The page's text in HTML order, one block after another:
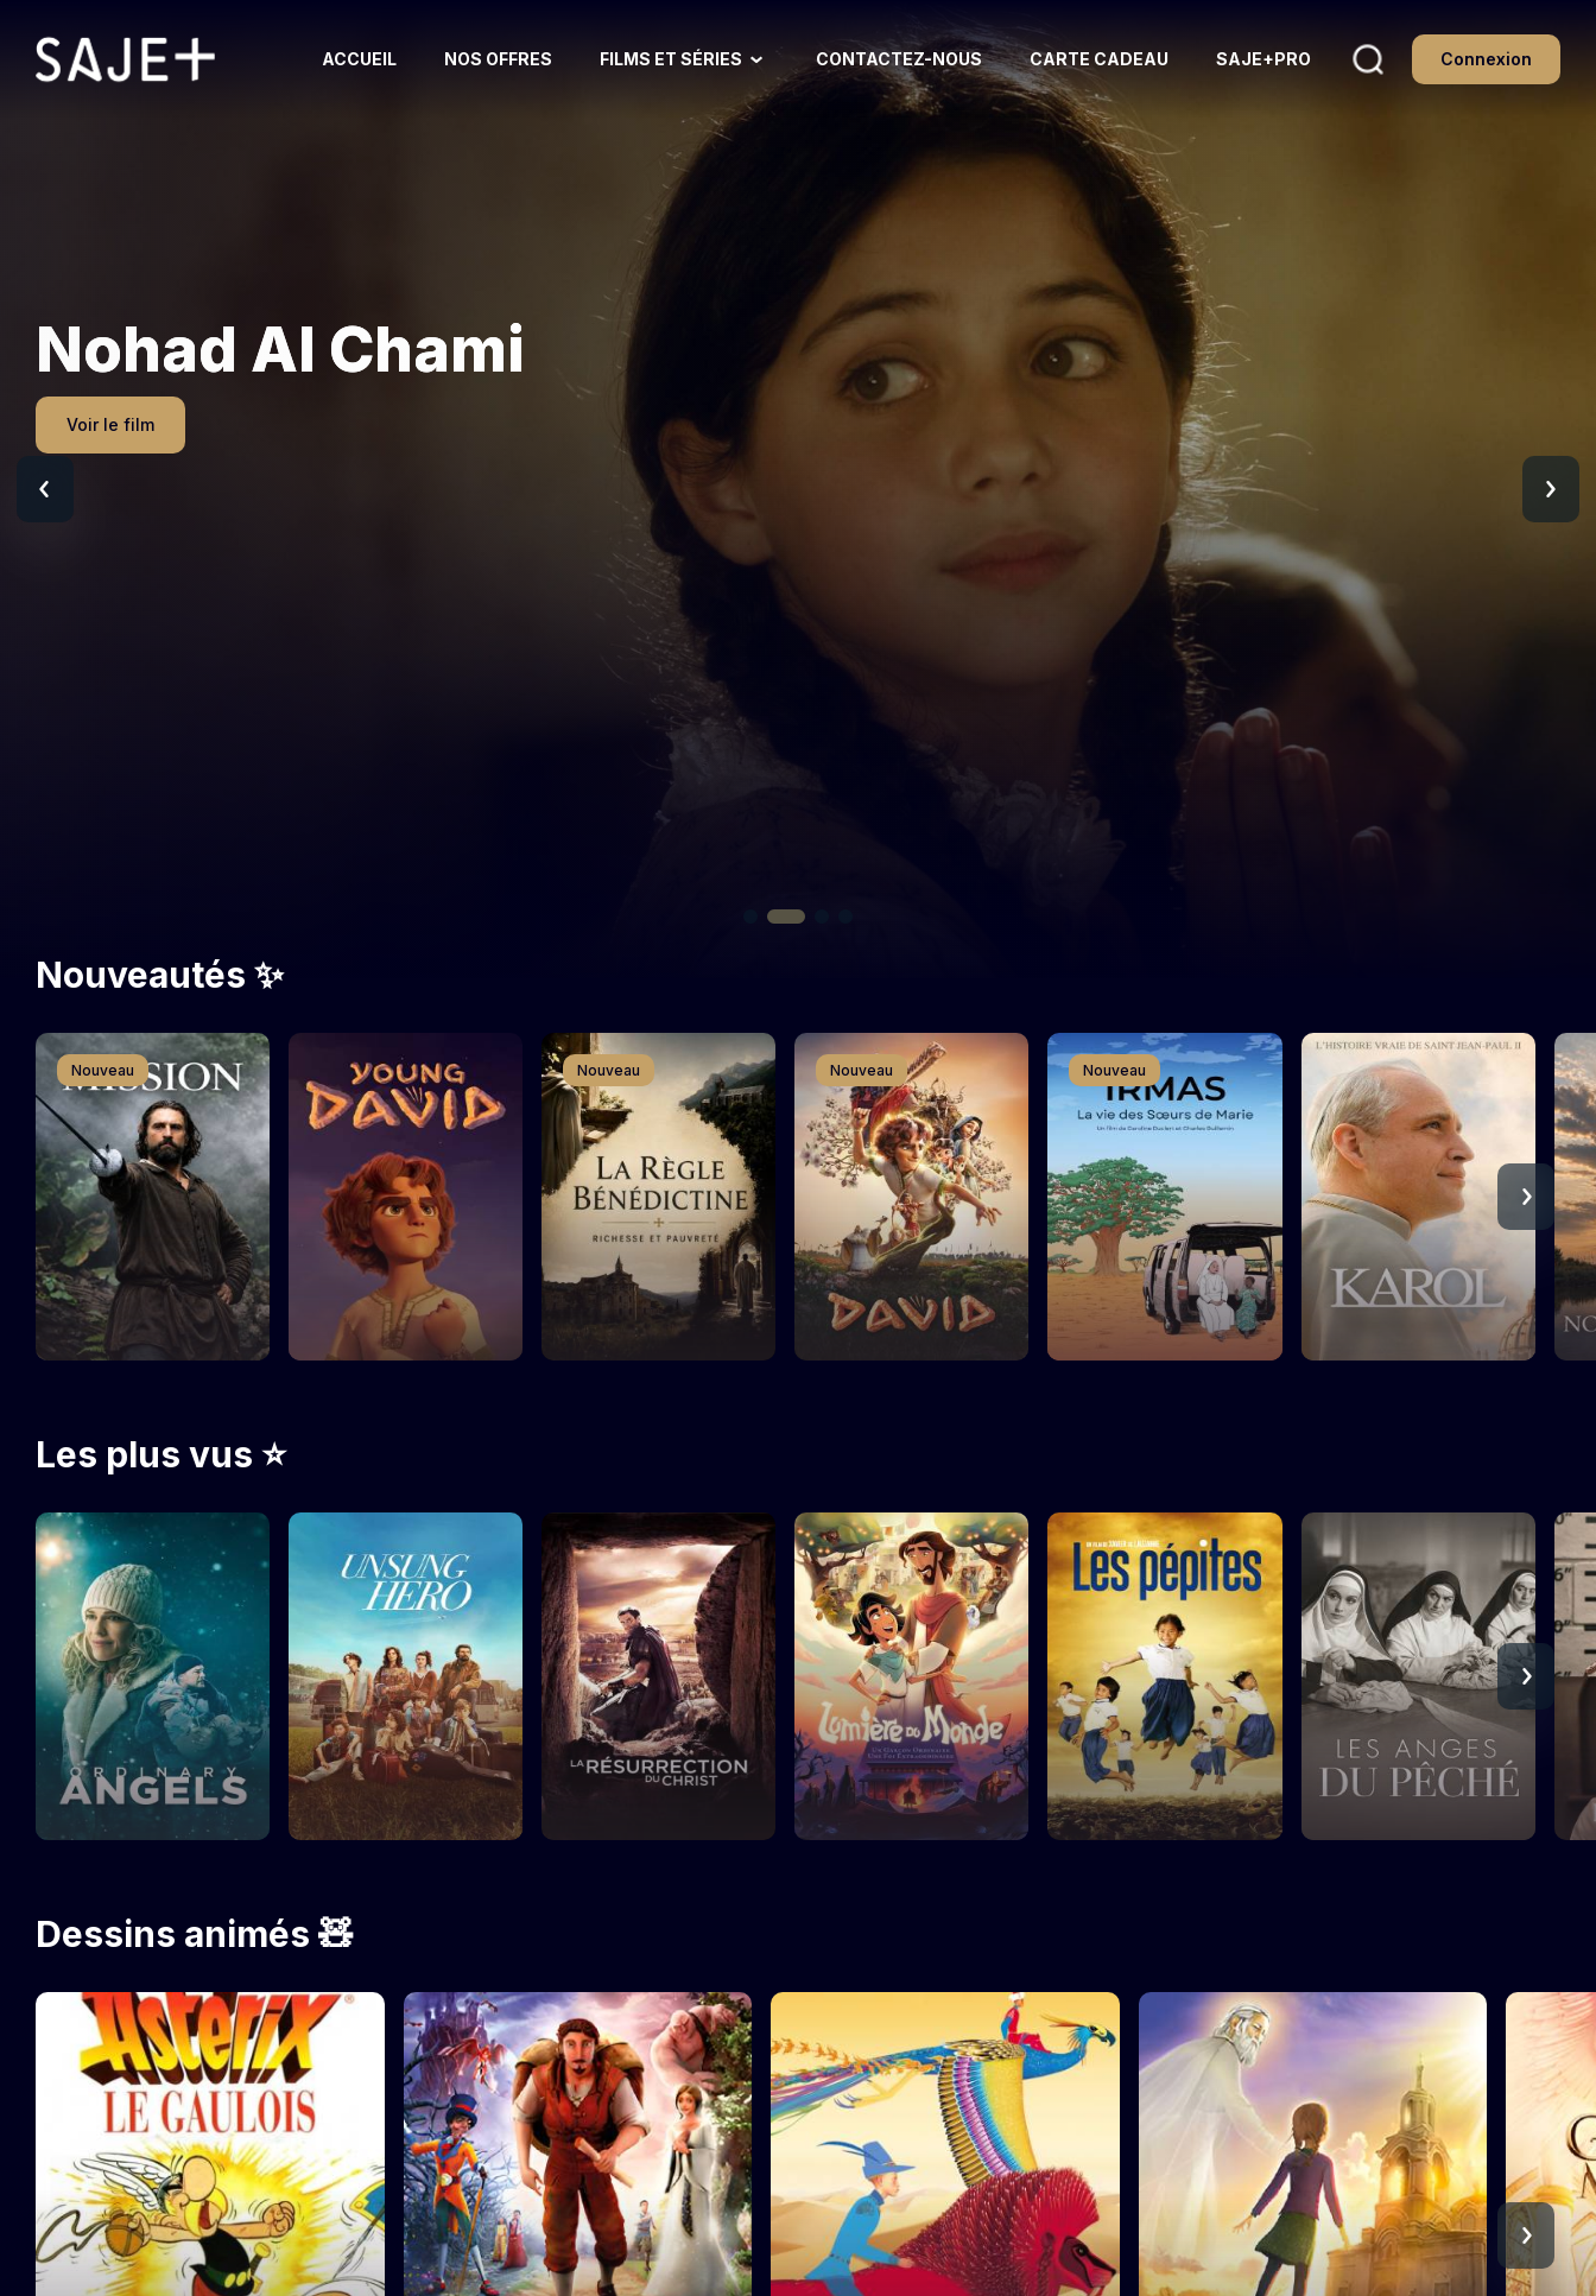
ACCUEIL NOS OFFRES FILMS ET SÉRIES
ANIMATION
ROMANCE
FILM BIBLIQUE
DOCUMENTAIRE
VIE DE SAINT
CLASSIQUE DU CINÉMA
ENFANT
FILMS EN LOCATION
CONTACTEZ-NOUS CARTE CADEAU SAJE+PRO Connexion
Voir le film
Nouveautés ✨
Nouveau Nouveau Nouveau Nouveau
Les plus vus ⭐️
Dessins animés 🧸